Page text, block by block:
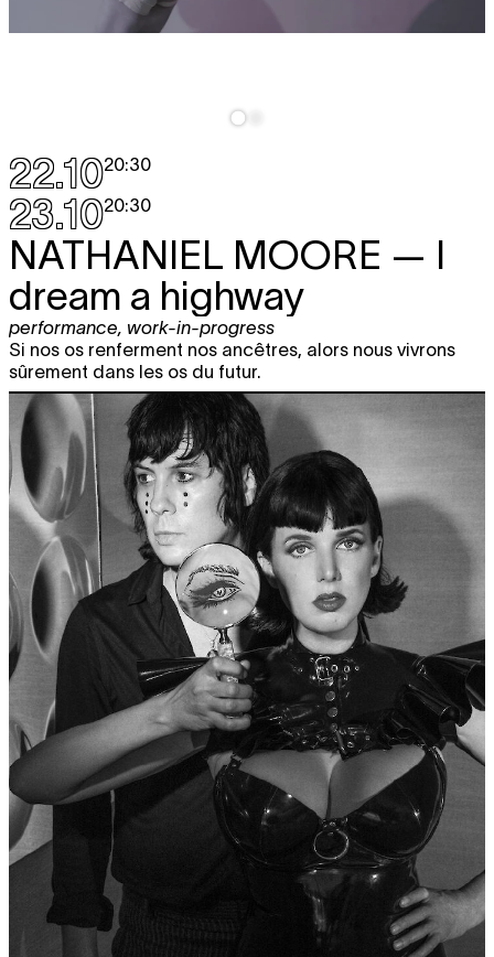
22.1020:30
23.1020:30
NATHANIEL MOORE — I
dream a highway
performance work-in-progress
Si nos os renferment nos ancêtres, alors nous vivrons
sûrement dans les os du futur.